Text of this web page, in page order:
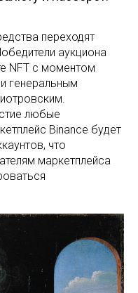
переходят
аукциона
NFT с моментом
генеральным
любые
Binance будет
что
маркетплейса